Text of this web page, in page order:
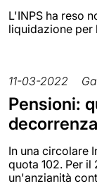
L'INPS ha reso
liquidazione per
11-03-2022
Pensioni:
In una circolare
quota 102. Per
un'anzianità